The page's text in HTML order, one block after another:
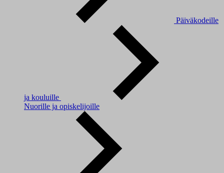
Päiväkodeille
ja kouluille
Nuorille ja opiskelijoille